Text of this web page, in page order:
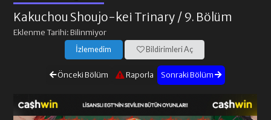
Kakuchou Shoujo-kei Trinary / 9. Bölüm
Eklenme Tarihi: Bilinmiyor
İzlemedim Bildirimleri Aç
Önceki Bölüm Raporla Sonraki Bölüm